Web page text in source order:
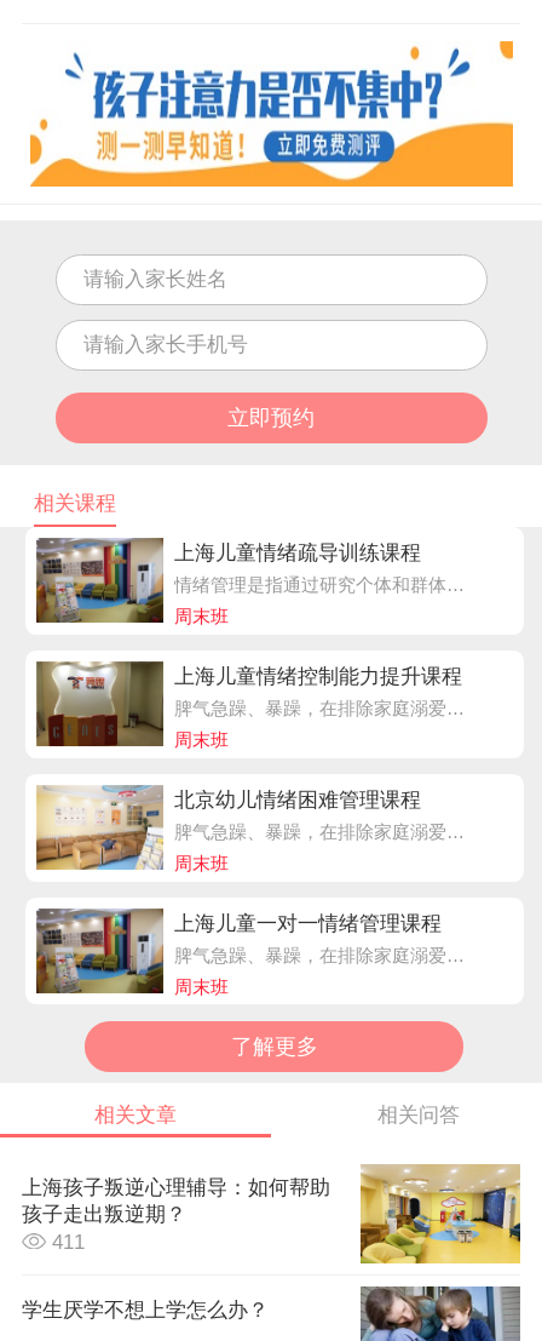
相关课程
上海儿童情绪疏导训练课程
情绪管理是指通过研究个体和群体对自身情绪和他人情绪的认识、协调、引导、互动和控制，充分挖掘和培植个体和群体的情绪智商、培养驾驭情绪的能力，从而确保个体和群体保持良好的情绪状态，并由此产生良好的管理效果。竞思情绪管理训练，疏导孩子与父母的对抗情绪，让孩子更能理解家长，不再与家长对立顶撞。
周末班
上海儿童情绪控制能力提升课程
脾气急躁、暴躁，在排除家庭溺爱等养育环境因素外，多见于一种儿童神经系统调节功能不良，北京等一线城市发生率大约在7-9%，多发于学龄前及小学阶段，随着年龄的增长会逐渐得到改善
周末班
北京幼儿情绪困难管理课程
脾气急躁、暴躁，在排除家庭溺爱等养育环境因素外，多见于一种儿童神经系统调节功能不良，北多发于学龄前及小学阶段，随着年龄的增长会逐渐得到改善，但仍有50%以上的儿童会持续到青春期以及成年。
周末班
上海儿童一对一情绪管理课程
脾气急躁、暴躁，在排除家庭溺爱等养育环境因素外，多见于一种儿童神经系统调节功能不良，发生率大约在7-9%，多发于学龄前及小学阶段，随着年龄的增长会逐渐得到改善，但仍有50%以上的儿童会持续到青春期以及成年。
周末班
了解更多
相关文章 相关问答
上海孩子叛逆心理辅导：如何帮助
孩子走出叛逆期？
411
学生厌学不想上学怎么办？